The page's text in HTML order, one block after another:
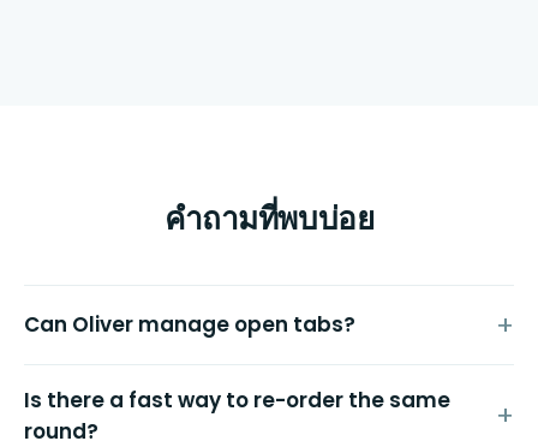
คำถามที่พบบ่อย
Can Oliver manage open tabs?
Is there a fast way to re-order the same
round?